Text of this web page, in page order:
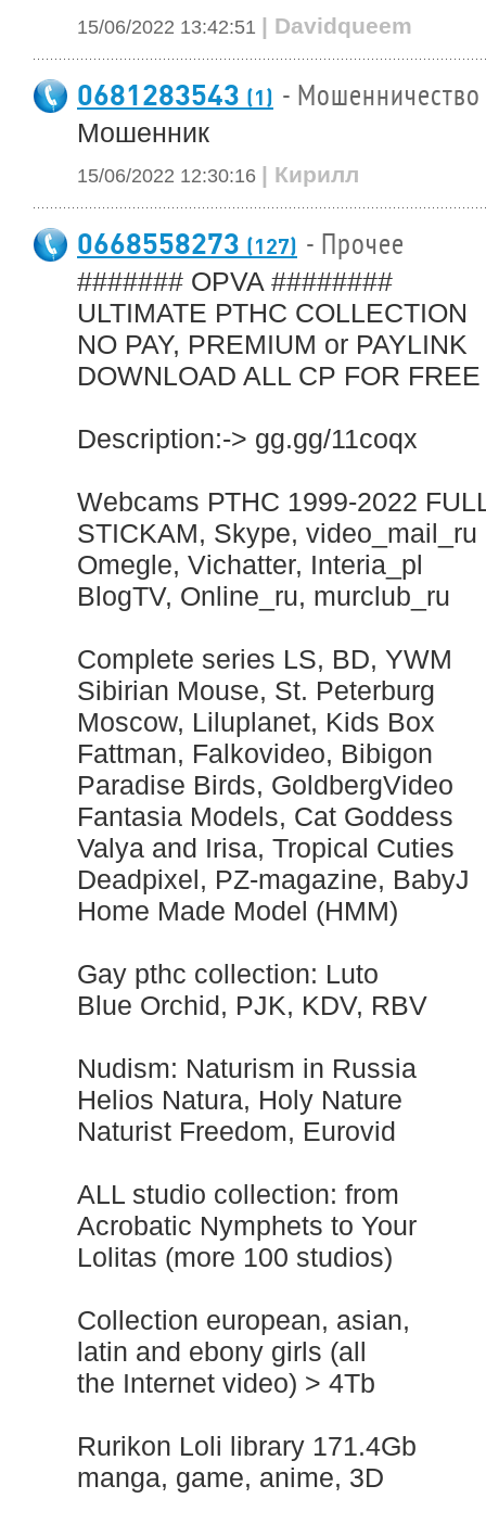
15/06/2022 13:42:51 | Davidqueem
0681283543 (1) - Мошенничество
Мошенник
15/06/2022 12:30:16 | Кирилл
0668558273 (127) - Прочее
####### OPVA ########
ULTIMATE РТНС COLLECTION
NO PAY, PREMIUM or PAYLINK
DOWNLOAD ALL СР FOR FREE
Description:-> gg.gg/11coqx
Webcams РТНС 1999-2022
STICKAM, Skype, video_mail_ru
Omegle, Vichatter, Interia_pl
BlogTV, Online_ru, murclub_ru
Complete series LS, BD, YWM
Sibirian Mouse, St. Peterburg
Moscow, Liluplanet, Kids Box
Fattman, Falkovideo, Bibigon
Paradise Birds, GoldbergVideo
Fantasia Models, Cat Goddess
Valya and Irisa, Tropical Cuties
Deadpixel, PZ-magazine, BabyJ
Home Made Model (HMM)
Gay рthс collection: Luto
Blue Orchid, PJK, KDV, RBV
Nudism: Naturism in Russia
Helios Natura, Holy Nature
Naturist Freedom, Eurovid
ALL studio collection: from
Acrobatic Nymрhеts to Your
Lоlitаs (more 100 studios)
Collection european, asian,
latin and ebony girls (all
the Internet video) > 4Tb
Rurikon Lоli library 171.4Gb
manga, game, anime, 3D